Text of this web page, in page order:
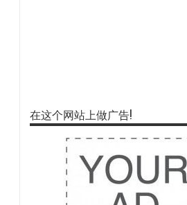
在这个网站上做广告!